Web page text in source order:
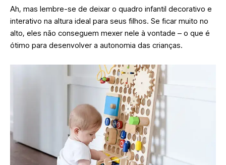
Ah, mas lembre-se de deixar o quadro infantil decorativo e
interativo na altura ideal para seus filhos. Se ficar muito no
alto, eles não conseguem mexer nele à vontade – o que é
ótimo para desenvolver a autonomia das crianças.